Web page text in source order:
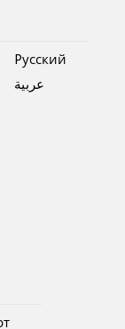
Pусский
عربية